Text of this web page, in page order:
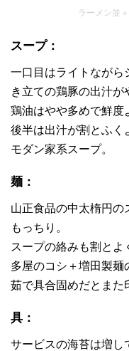
ラーメン並
スープ：
一口目はライトながら
き立ての鶏豚の出汁が
鶏油はやや多めで鮮度
後半は出汁が割とふく
モダン家系スープ。
麺：
山正食品の中太楕円
もっちり。
スープの絡みも割と
多屋のコシ＋増田製麺
茹で具合固めだとまた
具：
サービスの海苔は増し